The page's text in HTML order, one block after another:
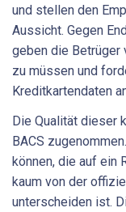
und stellen den
Aussicht. Gegen
geben die Betrüger
zu müssen und
Kreditkartendaten
Die Qualität dieser
BACS
können, die auf ein
kaum von der
unterscheiden ist.